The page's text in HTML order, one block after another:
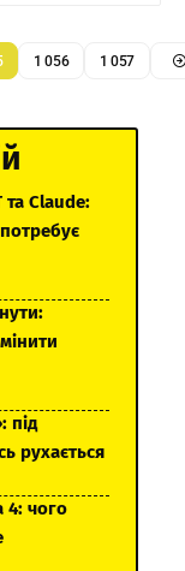
1 056 1 057
та Claude:
під
рухається
4: чого